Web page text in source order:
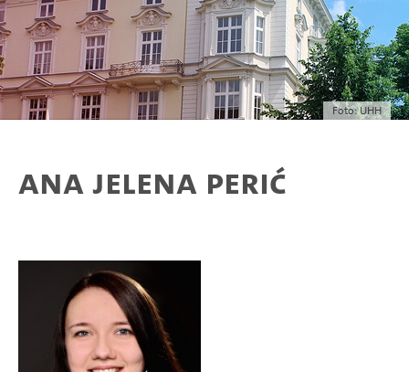
Foto: UHH
Ana Jelena Perić